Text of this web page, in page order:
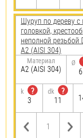
Шуруп по дереву с
головкой,
неполной
А2 (AISI 304)
Материал
А2 (AISI 304)
Ø
6
k
?
3
dk
?
11